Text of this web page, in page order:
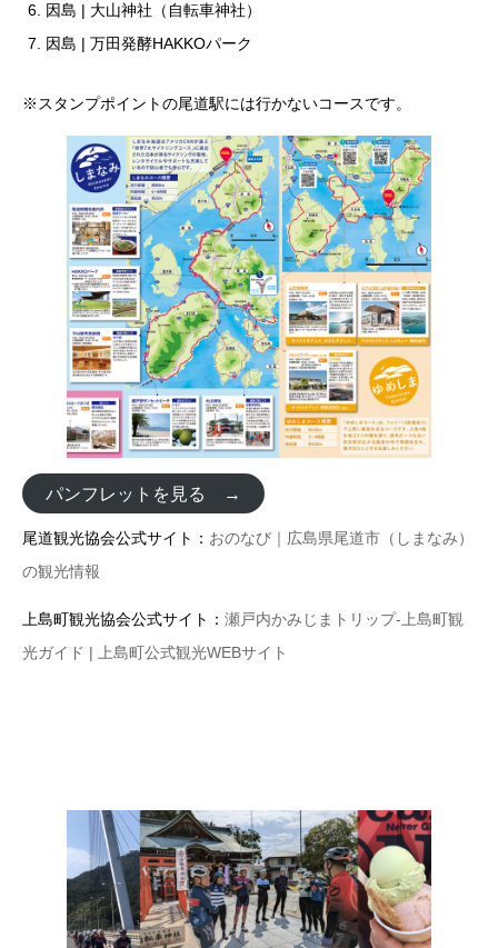
因島 | 大山神社（自転車神社）
因島 | 万田発酵HAKKOパーク
※スタンプポイントの尾道駅には行かないコースです。
パンフレットを見る →
尾道観光協会公式サイト： おのなび｜広島県尾道市（しまなみ）
の観光情報
上島町観光協会公式サイト： 瀬戸内かみじまトリップ-上島町観
光ガイド | 上島町公式観光WEBサイト